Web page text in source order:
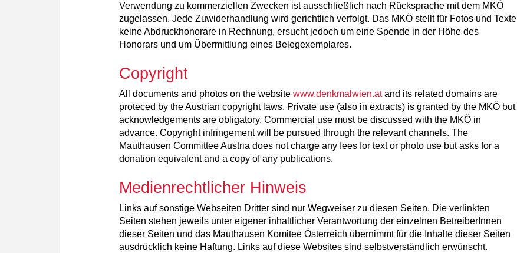
Verwendung zu kommerziellen Zwecken ist ausschließlich nach Rücksprache mit dem MKÖ
zugelassen. Jede Zuwiderhandlung wird gerichtlich verfolgt. Das MKÖ stellt für Fotos und Texte
keine Abdruckhonorare in Rechnung, ersucht jedoch um eine Spende in der Höhe des
Honorars und um Übermittlung eines Belegexemplares.
Copyright
All documents and photos on the website www.denkmalwien.atand its related domains are
proteced by the Austrian copyright laws. Private use (also in extracts) is granted by the MKÖ but
acknowledgements are obligatory. Commercial use must be discussed with the MKÖ in
advance. Copyright infringement will be pursued through the relevant channels. The
Mauthausen Committee Austria does not charge any fees for text or photo use but asks for a
donation equivalent and a copy of any publications.
Medienrechtlicher Hinweis
Links auf sonstige Webseiten Dritter sind nur Wegweiser zu diesen Seiten. Die verlinkten
Seiten stehen jeweils unter eigener inhaltlicher Verantwortung der einzelnen BetreiberInnen
dieser Seiten und das Mauthausen Komitee Österreich übernimmt für die Inhalte dieser Seiten
ausdrücklich keine Haftung. Links auf diese Websites sind selbstverständlich erwünscht.